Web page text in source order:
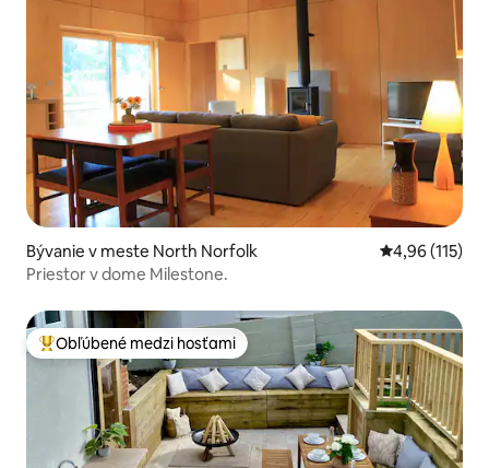
Bývanie v meste North Norfolk Priemerné
4,96 (115)
Priestor v dome Milestone.
Najobľúbenejšie medzi hosťami
Obľúbené medzi hosťami